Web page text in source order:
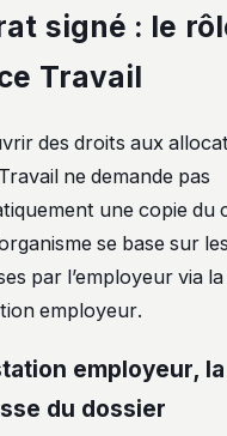
signé : le
Travail
des droits aux
ne demande pas
une copie du
se base sur
par l’employeur via
employeur.
employeur,
du dossier